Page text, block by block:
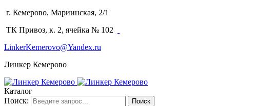
г. Кемерово, Мариинская, 2/1
ТК Привоз, к. 2, ячейка № 102
LinkerKemerovo@Yandex.ru
Линкер Кемерово
Каталог
Поиск:
Поиск